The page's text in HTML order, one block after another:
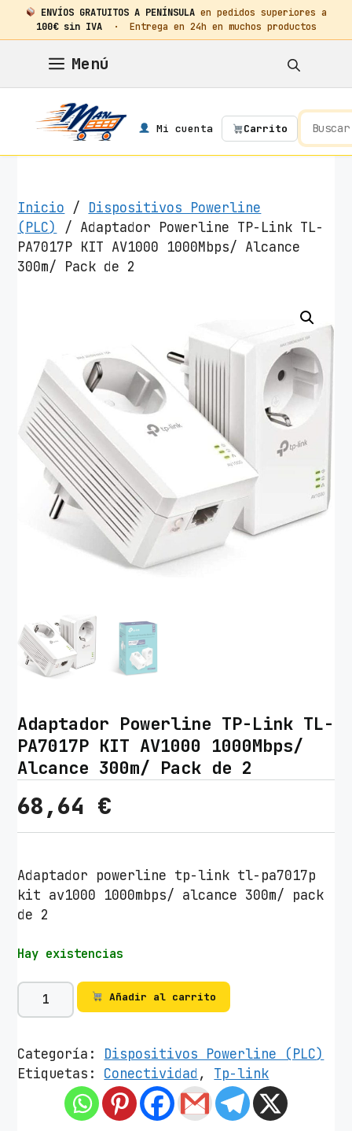
ENVÍOS GRATUITOS A PENÍNSULA en pedidos superiores a
100€ sin IVA· Entrega en 24h en muchos productos
contenido
Menú
Mi cuenta Carrito
Inicio / Dispositivos Powerline
(PLC)
/ Adaptador Powerline TP-Link TL-
PA7017P KIT AV1000 1000Mbps/ Alcance
300m/ Pack de 2
Adaptador Powerline TP-Link TL-
PA7017P KIT AV1000 1000Mbps/
Alcance 300m/ Pack de 2
68,64 €
Adaptador powerline tp-link tl-pa7017p
kit av1000 1000mbps/ alcance 300m/ pack
de 2
Hay existencias
A
d
p
t
Añadir al carrito
Categoría: Dispositivos Powerline (PLC)
Etiquetas: Conectividad , Tp-link